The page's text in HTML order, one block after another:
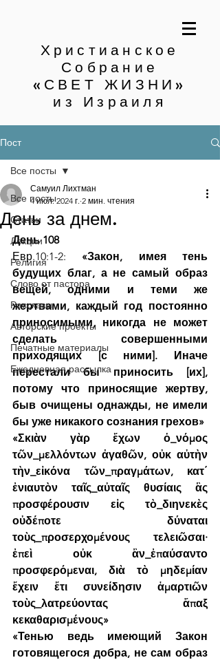
Христианское
Собрание
«СВЕТ ЖИЗНИ»
из Израиля
Пост
Все посты
Статьи
Лекции
Религия
Слово от пастора
Рассказы
Авторские проекты
Печатные материалы
Ежедневная рассылка
Все посты
День за днем.
Самуил Лихтман
4 июл. 2024 г. 2 мин. чтения
День 108
Евр.10:1-2: «Закон, имея тень
будущих благ, а не самый образ
вещей, одними и теми же
жертвами, каждый год постоянно
приносимыми, никогда не может
сделать совершенными
приходящих [с ними]. Иначе
перестали бы приносить [их],
потому что приносящие жертву,
быв очищены однажды, не имели
бы уже никакого сознания грехов»
«Σκιὰν γὰρ ἔχων ὁ_νόμος
τῶν_μελλόντων ἀγαθῶν, οὐκ αὐτὴν
τὴν_εἰκόνα τῶν_πραγμάτων, κατ΄
ἐνιαυτὸν ταῖς_αὐταῖς θυσίαις ἃς
προσφέρουσιν εἰς τὸ_διηνεκὲς
οὐδέποτε δύναται
τοὺς_προσερχομένους τελειῶσαι·
ἐπεὶ οὐκ ἂν_ἐπαύσαντο
προσφερόμεναι, διὰ τὸ μηδεμίαν
ἔχειν ἔτι συνείδησιν ἁμαρτιῶν
τοὺς_λατρεύοντας ἅπαξ
κεκαθαρισμένους»
«Тенью ведь имеющий Закон
готовящегося добра, не сам образ